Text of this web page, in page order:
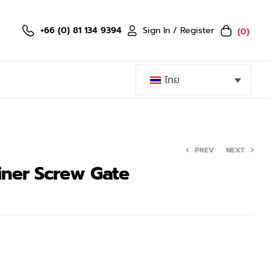
+66 (0) 81 134 9394 Sign In / Register (0)
ไทย
PREV NEXT
Screw Gate